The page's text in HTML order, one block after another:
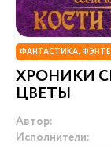
ФАНТАСТИКА.
ХРОНИКИ
ЦВЕТЫ
Автор:
Исполнители: